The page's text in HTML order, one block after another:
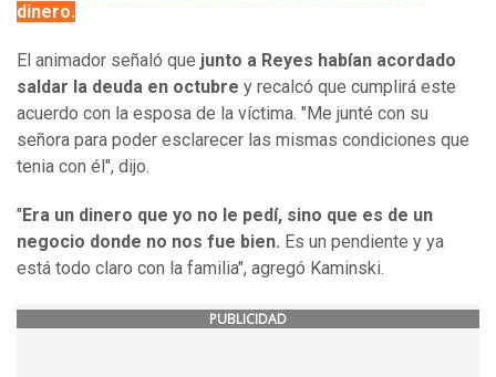
dinero.
El animador señaló que junto a Reyes habían acordado
saldar la deuda en octubre y recalcó que cumplirá este
acuerdo con la esposa de la víctima. "Me junté con su
señora para poder esclarecer las mismas condiciones que
tenia con él", dijo.
"Era un dinero que yo no le pedí, sino que es de un
negocio donde no nos fue bien. Es un pendiente y ya
está todo claro con la familia", agregó Kaminski.
PUBLICIDAD